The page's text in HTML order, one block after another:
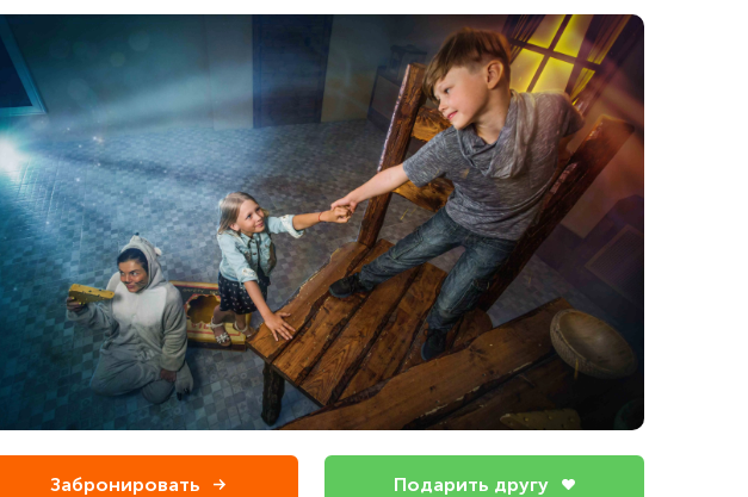
Забронировать Подарить другу